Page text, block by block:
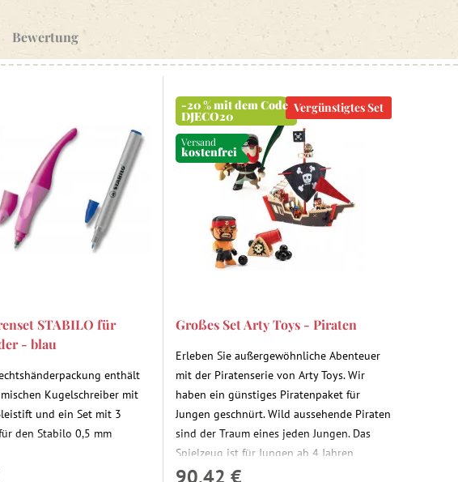
Bewertung
STABILO für
- blau
enthält
Kugelschreiber mit
und ein Set mit 3
den Stabilo 0,5 mm
-20 % mit dem Code
DJECO20
Versand
kostenfrei
Vergünstigtes Set
Großes Set Arty Toys - Piraten
Erleben Sie außergewöhnliche Abenteuer
mit der Piratenserie von Arty Toys. Wir
haben ein günstiges Piratenpaket für
Jungen geschnürt. Wild aussehende Piraten
sind der Traum eines jeden Jungen. Das
Spielzeug ist für Jungen ab 4 Jahren
gedacht.
90,42 €